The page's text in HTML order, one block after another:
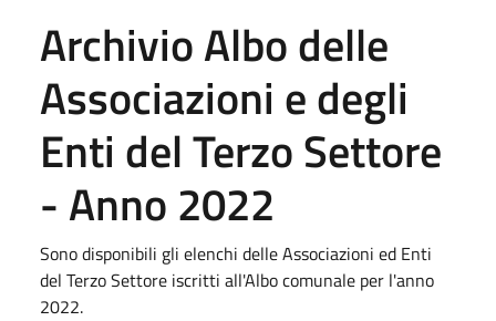
Archivio Albo delle
Associazioni e degli
Enti del Terzo Settore
- Anno 2022
Sono disponibili gli elenchi delle Associazioni ed Enti
del Terzo Settore iscritti all'Albo comunale per l'anno
2022.